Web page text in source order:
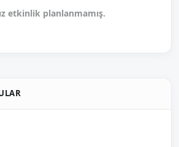
etkinlik planlanmamış.